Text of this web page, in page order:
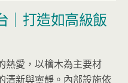
｜打造如高級飯
熱愛，以檜木為主要材
清新與寧靜。內部設施依